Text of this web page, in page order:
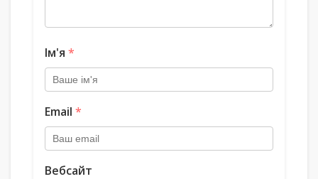
Ім'я *
Email *
Вебсайт